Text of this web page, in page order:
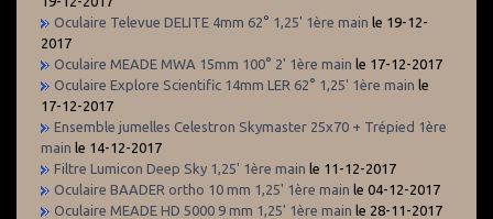
Oculaire Televue DELITE 4mm 62° 1,25' 1ère main le 19-12-
2017
Oculaire MEADE MWA 15mm 100° 2' 1ère main le 17-12-2017
Oculaire Explore Scientific 14mm LER 62° 1,25' 1ère main le
17-12-2017
Ensemble jumelles Celestron Skymaster 25x70 + Trépied 1ère
main le 14-12-2017
Filtre Lumicon Deep Sky 1,25' 1ère main le 11-12-2017
Oculaire BAADER ortho 10 mm 1,25' 1ère main le 04-12-2017
Oculaire MEADE HD 5000 9 mm 1,25' 1ère main le 28-11-2017